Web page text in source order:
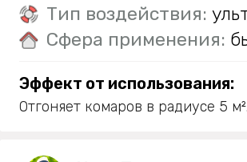
Тип воздействия:
Сфера применения:
Эффект от использования:
Отгоняет комаров в радиусе 5 м².